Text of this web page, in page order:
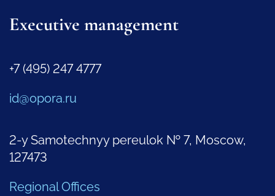
Executive management
+7 (495) 247 4777
id@opora.ru
2-y Samotechnyy pereulok № 7, Moscow,
127473
Regional Offices